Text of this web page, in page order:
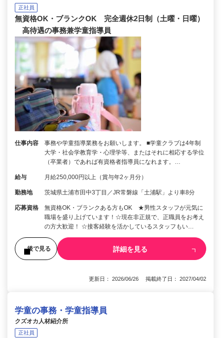
正社員
無資格OK・ブランクOK 完全週休2日制（土曜・日曜）
高待遇の事務兼学童指導員
仕事内容
事務や学童指導業務をお願いします。 ■学童クラブは4年制
大学・社会学教育学・心理学等、またはそれに相応する学位
（卒業者）であれば有資格者指導員になれます。…
給与 月給250,000円以上（賞与年2ヶ月分）
勤務地 茨城県土浦市田中3丁目／JR常磐線「土浦駅」より車8分
応募資格
無資格OK・ブランクある方もOK ★男性スタッフが元気に
職場を盛り上げています！☆現在非正規で、正職員をお考え
の方大歓迎！ ☆接客経験を活かしているスタッフもい…
後で見る 詳細を見る
更新日： 2026/06/26 掲載終了日： 2027/04/02
学童の事務・学童指導員
クズオカ人材紹介所
正社員